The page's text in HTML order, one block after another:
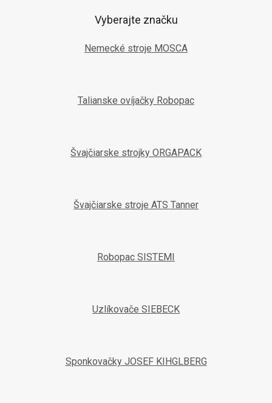
Vyberajte značku
Nemecké stroje MOSCA
Talianske ovíjačky Robopac
Švajčiarske strojky ORGAPACK
Švajčiarske stroje ATS Tanner
Robopac SISTEMI
Uzlíkovače SIEBECK
Sponkovačky JOSEF KIHGLBERG